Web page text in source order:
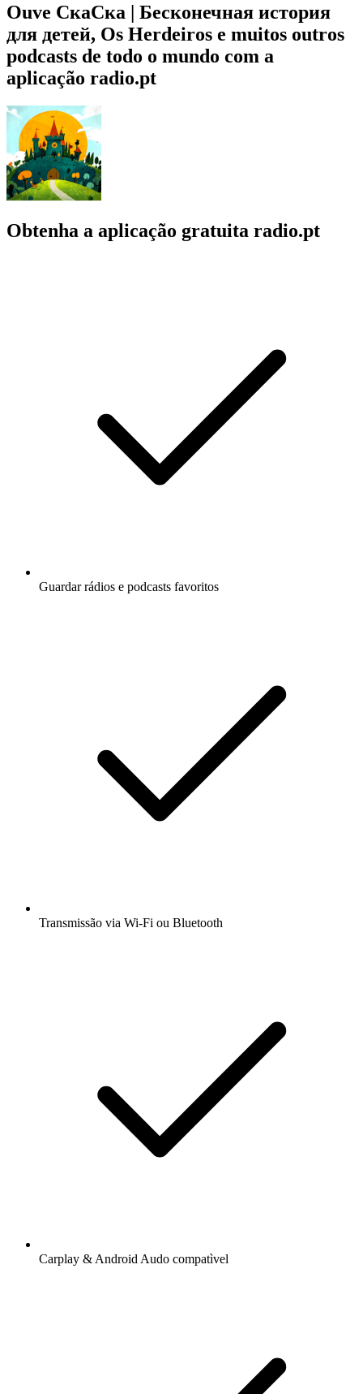
Ouve СкаСка | Бесконечная история
для детей, Os Herdeiros e muitos outros
podcasts de todo o mundo com a
aplicação radio.pt
Obtenha a aplicação gratuita radio.pt
Guardar rádios e podcasts favoritos
Transmissão via Wi-Fi ou Bluetooth
Carplay & Android Audo compatìvel